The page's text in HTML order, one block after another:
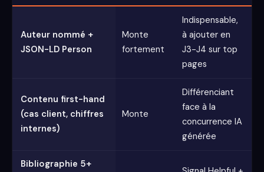
Auteur nommé +
JSON-LD Person
Monte
fortement
Indispensable,
à ajouter en
J3-J4 sur top
pages
Contenu first-hand
(cas client, chiffres
internes)
Monte
Différenciant
face à la
concurrence IA
générée
Bibliographie 5+